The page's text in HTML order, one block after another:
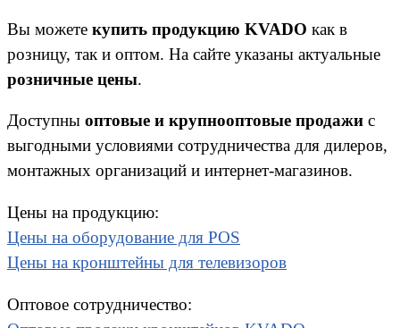
Вы можете купить продукцию KVADO как в
розницу, так и оптом. На сайте указаны актуальные
розничные цены.
Доступны оптовые и крупнооптовые продажи с
выгодными условиями сотрудничества для дилеров,
монтажных организаций и интернет-магазинов.
Цены на продукцию:
Цены на оборудование для POS
Цены на кронштейны для телевизоров
Оптовое сотрудничество: